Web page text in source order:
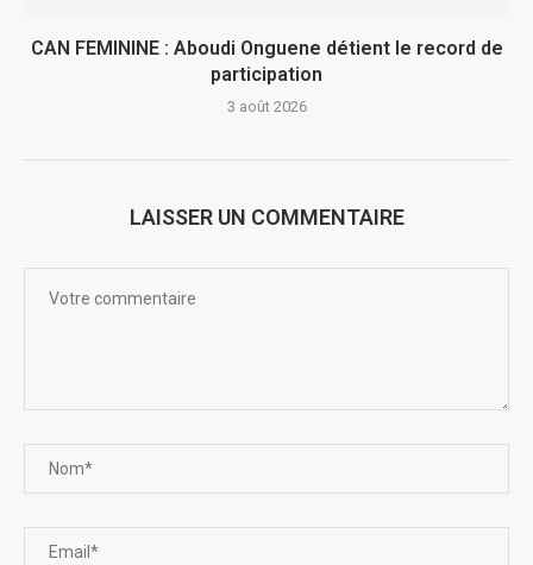
CAN FEMININE : Aboudi Onguene détient le record de
participation
3 août 2026
LAISSER UN COMMENTAIRE